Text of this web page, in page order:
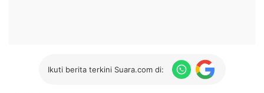
Ikuti berita terkini Suara.com di: